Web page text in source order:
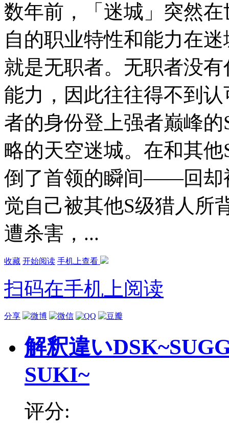
数年前，「迷城」突然
自的职业特性和能力在
就是无职者。无职者没
能力，因此往往得不到
者的身份登上强者巅峰
略的天空迷城。在和其
倒了首领的瞬间——回却
觉自己被其他S级猎人所
遭杀害，...
收藏 开始阅读 手机上查看
扫码在手机上阅读
分享
解釈違い
SUKI~
评分: